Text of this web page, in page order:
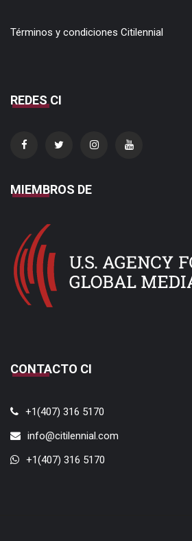
Términos y condiciones Citilennial
REDES CI
MIEMBROS DE
CONTACTO CI
+1(407) 316 5170
info@citilennial.com
+1(407) 316 5170